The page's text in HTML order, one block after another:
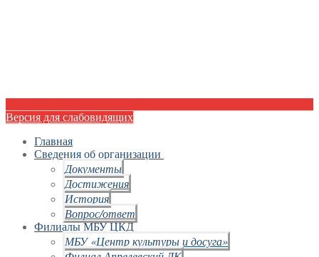
Версия для слабовидящих
Главная
Сведения об организации
Документы
Достижения
История
Вопрос/ответ
Филиалы МБУ ЦКД
МБУ «Центр культуры и досуга»